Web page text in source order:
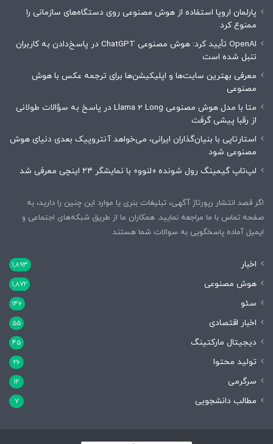
پارلمان اروپا استفاده از هوش مصنوعی روی دستگاه‌های سازمانی را
ممنوع کرد
OpenAI تأیید کرد: هوش مصنوعی ChatGPT در پاسخ‌دادن به کاربران
تنبل شده است
معرفی بهترین سایت‌ها و اپلیکیشن‌ها برای ترجمه عکس با هوش
مصنوعی
متا با مدل هوش مصنوعی Llama 2 Long در پاسخ به سؤالات طولانی
از رقبا پیشی گرفت
استارتاپی با بنیان‌گذاران ایرانی، می‌خواهد آنتروپیک بعدی دنیای هوش
مصنوعی شود
لپ‌تاپ گیمینگ رول شونده «لنوو» با نمایشگر ۲۴ اینچی معرفی شد
اگر قصد انتشار رپورتاژ آگهی، تبلیغات بنری یا موارد این چنین را دارید، به
صفحه تماس با ما مراجعه نمایید. همکاران ما از طریق شبکه‌های اجتماعی و
ایمیل آماده پاسخگویی به سوالات شما هستند.
اخبار 1,893
هوش مصنوعی 1,872
سئو 146
اخبار اقتصادی 55
دیجیتال مارکتینگ 45
تولید محتوا 26
سرگرمی 12
مطالب دانشجویی 7